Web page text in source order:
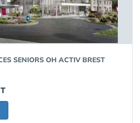
SENIORS OH ACTIV BREST